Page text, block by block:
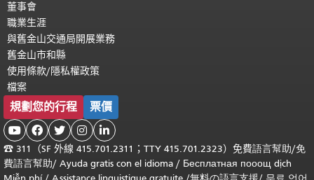
董事會
職業生涯
與舊金山交通局開展業務
舊金山市和縣
使用條款/隱私權政策
檔案
規劃您的行程 票價
    
☎ 311（SF 外線 415.701.2311；TTY 415.701.2323）免費語言幫助/免
費語言幫助/ Ayuda gratis con el idioma / Бесплатная пооощ dịch